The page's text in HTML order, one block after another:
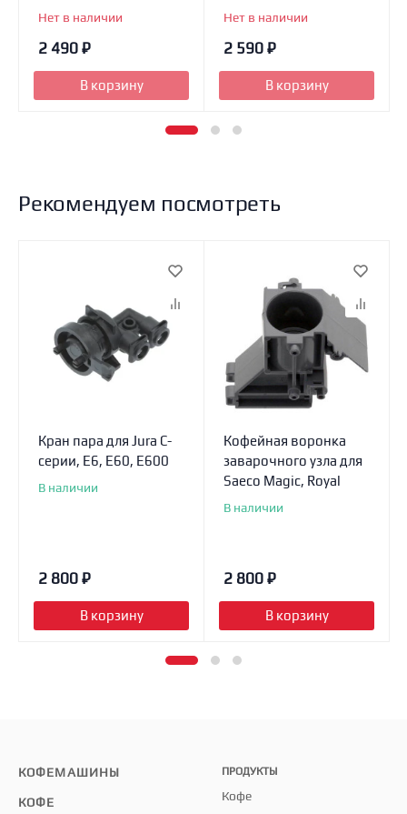
Нет в наличии
2 490 ₽
В корзину
Нет в наличии
2 590 ₽
В корзину
Рекомендуем посмотреть
Кран пара для Jura C-
серии, E6, Е60, Е600
В наличии
2 800 ₽
В корзину
Кофейная воронка
заварочного узла для
Saeco Magic, Royal
В наличии
2 800 ₽
В корзину
КОФЕМАШИНЫ
КОФЕ
ПРОДУКТЫ
Кофе